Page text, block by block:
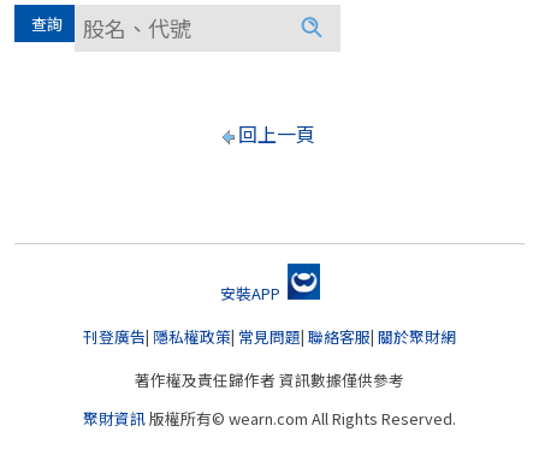
回上一頁
安裝APP
刊登廣告| 隱私權政策| 常見問題| 聯絡客服| 關於聚財網
著作權及責任歸作者 資訊數據僅供參考
聚財資訊版權所有© wearn.com All Rights Reserved.